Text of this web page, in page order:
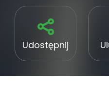
Udostępnij